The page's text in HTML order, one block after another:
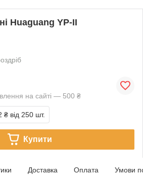
Huaguang YP-II
на сайті — 500 ₴
₴ від 250 шт.
Купити
Доставка Оплата Умови